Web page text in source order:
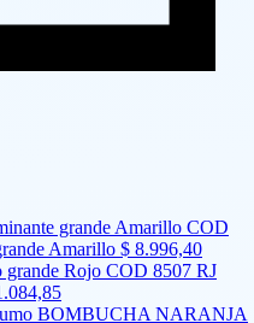
COD
Amarillo $ 8.996,40
COD 8507 RJ